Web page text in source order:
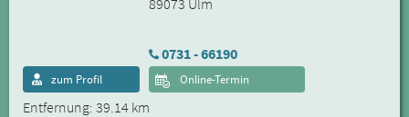
89073 Ulm
0731 - 66190
Entfernung: 39.14 km
zum Profil Online-Termin